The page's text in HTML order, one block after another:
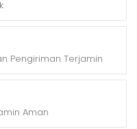
Pengiriman Terjamin
Aman